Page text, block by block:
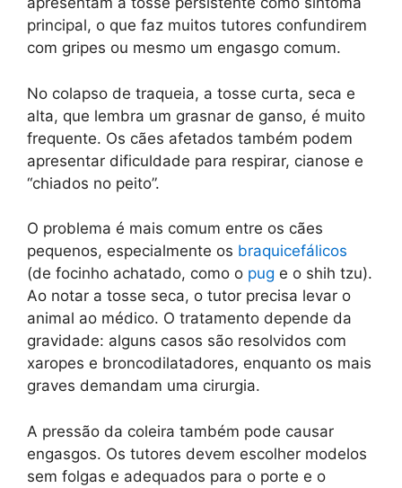
principal, o que faz muitos tutores confundirem
com gripes ou mesmo um engasgo comum.
No colapso de traqueia, a tosse curta, seca e
alta, que lembra um grasnar de ganso, é muito
frequente. Os cães afetados também podem
apresentar dificuldade para respirar, cianose e
“chiados no peito”.
O problema é mais comum entre os cães
pequenos, especialmente os braquicefálicos
(de focinho achatado, como o pug e o shih tzu).
Ao notar a tosse seca, o tutor precisa levar o
animal ao médico. O tratamento depende da
gravidade: alguns casos são resolvidos com
xaropes e broncodilatadores, enquanto os mais
graves demandam uma cirurgia.
A pressão da coleira também pode causar
engasgos. Os tutores devem escolher modelos
sem folgas e adequados para o porte e o